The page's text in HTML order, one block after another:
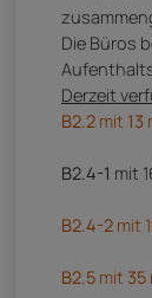
Die Büros
Derzeit
B2.2 mit 13
B2.4-1 mit
B2.4-2 mit
B2.5 mit 35